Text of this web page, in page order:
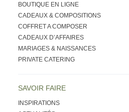
BOUTIQUE EN LIGNE
CADEAUX & COMPOSITIONS
COFFRET A COMPOSER
CADEAUX D’AFFAIRES
MARIAGES & NAISSANCES
PRIVATE CATERING
SAVOIR FAIRE
INSPIRATIONS